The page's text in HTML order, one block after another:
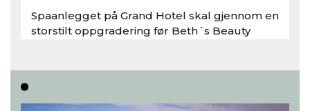
Spaanlegget på Grand Hotel skal gjennom en
storstilt oppgradering før Beth´s Beauty
Les hele artikkelen